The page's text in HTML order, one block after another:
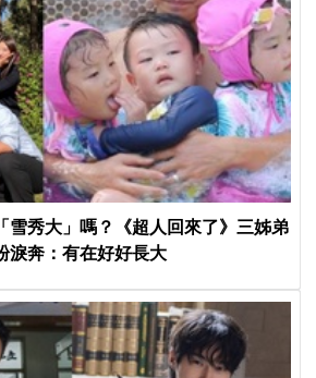
雪秀大」嗎？《超人回來了》三姊弟
淚奔：有在好好長大